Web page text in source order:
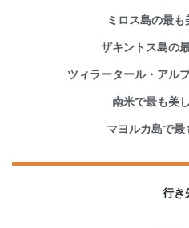
ミロス島の最
ザキントス島の
ツィラータール・アル
南米で最も美
マヨルカ島で最
行き